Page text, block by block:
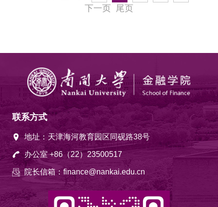
下一页
尾页
联系方式
地址：天津海河教育园区同砚路38号
办公室 +86（22）23500517
院长信箱：finance@nankai.edu.cn